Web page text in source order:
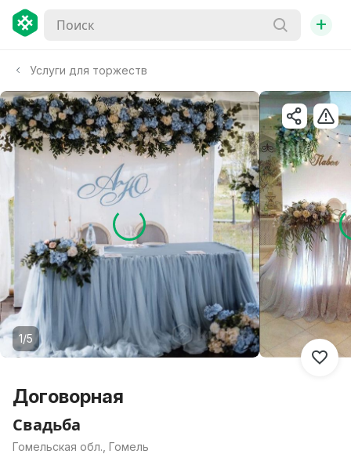
+
Услуги для торжеств
1/5
Договорная
Свадьба
Гомельская обл., Гомель